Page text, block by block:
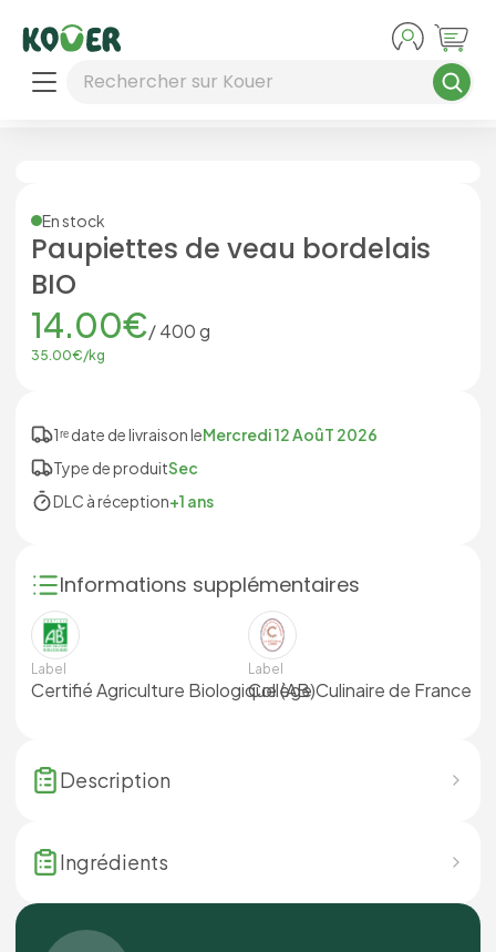
Rechercher sur Kouer
En stock
Paupiettes de veau bordelais
BIO
14.00€/400g
35.00€/kg
1ʳᵉ date de livraison leMercredi 12 AoûT 2026
Type de produitSec
DLC à réception+1 ans
Informations supplémentaires
Label
Certifié Agriculture Biologique (AB)
Label
Collège Culinaire de France
Description
Ingrédients